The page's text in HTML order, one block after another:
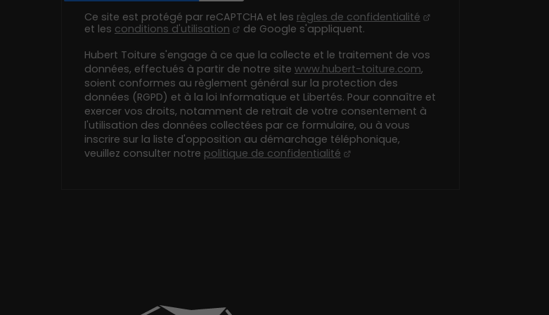
Ce site est protégé par reCAPTCHA et les règles de confidentialité
et les conditions d'utilisation
de Google s'appliquent.
Hubert Toiture s'engage à ce que la collecte et le traitement de vos
données, effectués à partir de notre site www.hubert-toiture.com,
soient conformes au règlement général sur la protection des
données (RGPD) et à la loi Informatique et Libertés. Pour connaître et
exercer vos droits, notamment de retrait de votre consentement à
l'utilisation des données collectées par ce formulaire, ou à vous
inscrire sur la liste d'opposition au démarchage téléphonique,
veuillez consulter notre politique de confidentialité